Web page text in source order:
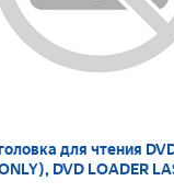
для чтения
DVD LOADER